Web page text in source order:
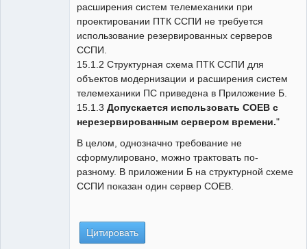
расширения систем телемеханики при
проектировании ПТК ССПИ не требуется
использование резервированных серверов
ССПИ.
15.1.2 Структурная схема ПТК ССПИ для
объектов модернизации и расширения систем
телемеханики ПС приведена в Приложение Б.
15.1.3 Допускается использовать СОЕВ с
нерезервированным сервером времени."
В целом, однозначно требование не
сформулировано, можно трактовать по-
разному. В приложении Б на структурной схеме
ССПИ показан один сервер СОЕВ.
Цитировать